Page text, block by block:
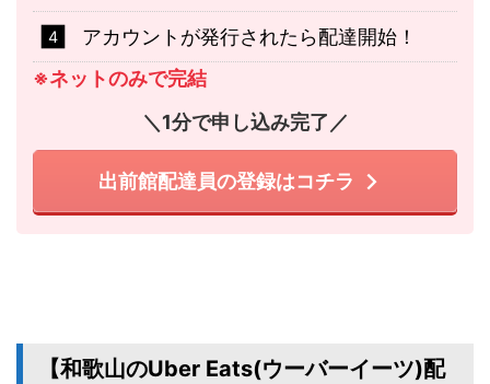
アカウントが発行されたら配達開始！
※ネットのみで完結
＼1分で申し込み完了／
出前館配達員の登録はコチラ
【和歌山のUber Eats(ウーバーイーツ)配